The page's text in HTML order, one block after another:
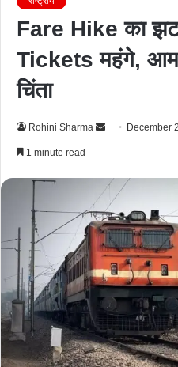
Fare Hike का
Tickets महंगे, आम
चिंता
Rohini Sharma
d
a
n
e
m
a
December
1 minute read